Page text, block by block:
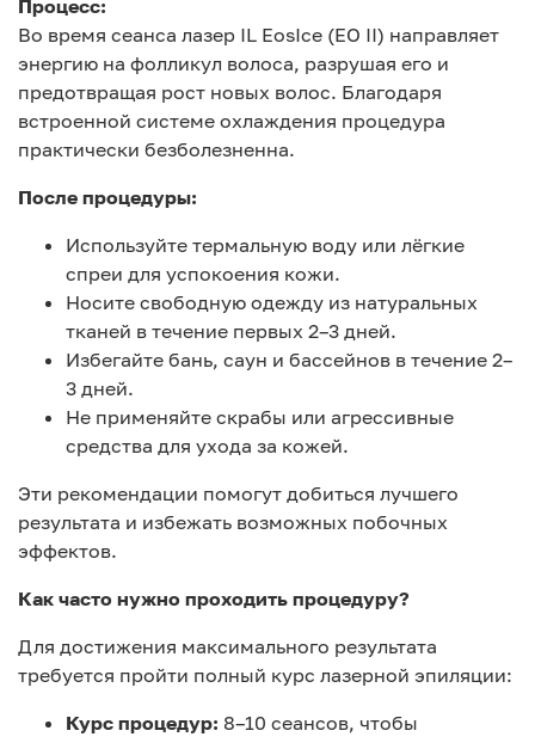
Процесс:
Во время сеанса лазер IL EosIce (EO II) направляет
энергию на фолликул волоса, разрушая его и
предотвращая рост новых волос. Благодаря
встроенной системе охлаждения процедура
практически безболезненна.
После процедуры:
Используйте термальную воду или лёгкие
спреи для успокоения кожи.
Носите свободную одежду из натуральных
тканей в течение первых 2–3 дней.
Избегайте бань, саун и бассейнов в течение 2–
3 дней.
Не применяйте скрабы или агрессивные
средства для ухода за кожей.
Эти рекомендации помогут добиться лучшего
результата и избежать возможных побочных
эффектов.
Как часто нужно проходить процедуру?
Для достижения максимального результата
требуется пройти полный курс лазерной эпиляции:
Курс процедур: 8–10 сеансов, чтобы